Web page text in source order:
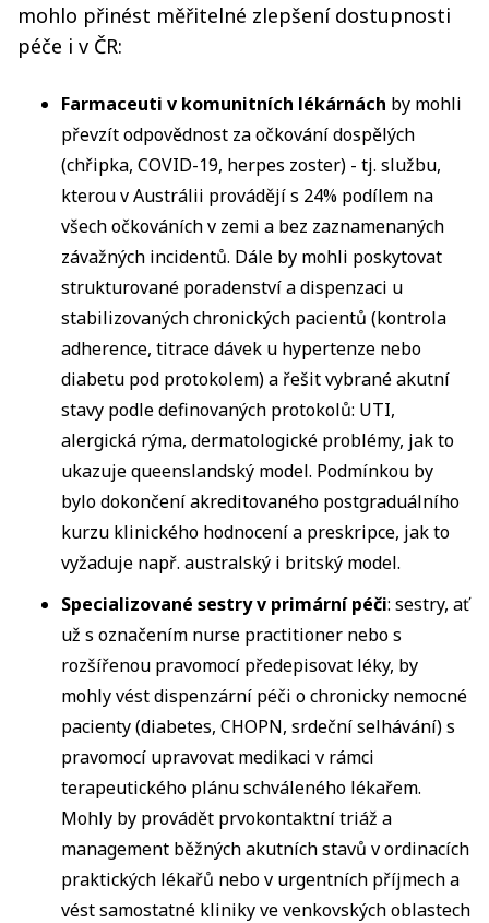
mohlo přinést měřitelné zlepšení dostupnosti
péče i v ČR:
Farmaceuti v komunitních lékárnách by mohli
převzít odpovědnost za očkování dospělých
(chřipka, COVID-19, herpes zoster) - tj. službu,
kterou v Austrálii provádějí s 24% podílem na
všech očkováních v zemi a bez zaznamenaných
závažných incidentů. Dále by mohli poskytovat
strukturované poradenství a dispenzaci u
stabilizovaných chronických pacientů (kontrola
adherence, titrace dávek u hypertenze nebo
diabetu pod protokolem) a řešit vybrané akutní
stavy podle definovaných protokolů: UTI,
alergická rýma, dermatologické problémy, jak to
ukazuje queenslandský model. Podmínkou by
bylo dokončení akreditovaného postgraduálního
kurzu klinického hodnocení a preskripce, jak to
vyžaduje např. australský i britský model.
Specializované sestry v primární péči: sestry, ať
už s označením nurse practitioner nebo s
rozšířenou pravomocí předepisovat léky, by
mohly vést dispenzární péči o chronicky nemocné
pacienty (diabetes, CHOPN, srdeční selhávání) s
pravomocí upravovat medikaci v rámci
terapeutického plánu schváleného lékařem.
Mohly by provádět prvokontaktní triáž a
management běžných akutních stavů v ordinacích
praktických lékařů nebo v urgentních příjmech a
vést samostatné kliniky ve venkovských oblastech